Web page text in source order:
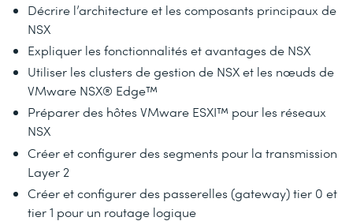
Décrire l’architecture et les composants principaux de
NSX
Expliquer les fonctionnalités et avantages de NSX
Utiliser les clusters de gestion de NSX et les nœuds de
VMware NSX® Edge™
Préparer des hôtes VMware ESXI™ pour les réseaux
NSX
Créer et configurer des segments pour la transmission
Layer 2
Créer et configurer des passerelles (gateway) tier 0 et
tier 1 pour un routage logique